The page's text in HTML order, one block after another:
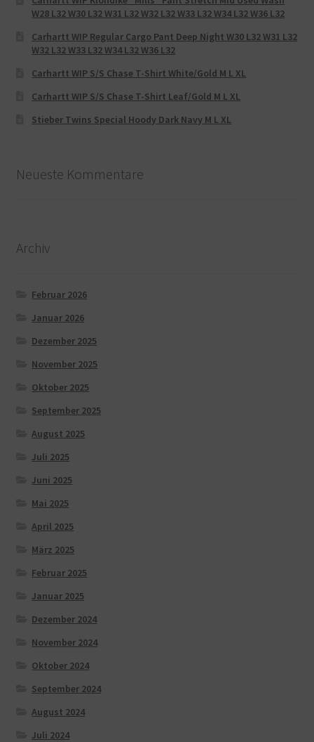
W28 L32 W30 L32 W31 L32 W32 L32 W33 L32 W34 L32 W36 L32
Carhartt WIP Regular Cargo Pant Deep Night W30 L32 W31 L32
W32 L32 W33 L32 W34 L32 W36 L32
Carhartt WIP S/S Chase T-Shirt White/Gold M L XL
Carhartt WIP S/S Chase T-Shirt Leaf/Gold M L XL
Stieber Twins Special Hoody Dark Navy M L XL
Neueste Kommentare
Archiv
Februar 2026
Januar 2026
Dezember 2025
November 2025
Oktober 2025
September 2025
August 2025
Juli 2025
Juni 2025
Mai 2025
April 2025
März 2025
Februar 2025
Januar 2025
Dezember 2024
November 2024
Oktober 2024
September 2024
August 2024
Juli 2024